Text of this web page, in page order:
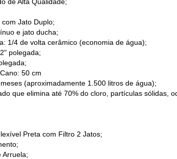
Jato Duplo;
e jato ducha;
1/4 de volta cerâmico (economia de água);
polegada;
50 cm
(aproximadamente 1.500 litros de água);
que elimina até 70% do cloro, partículas sólidas,
Preta com Filtro 2 Jatos;
Arruela;